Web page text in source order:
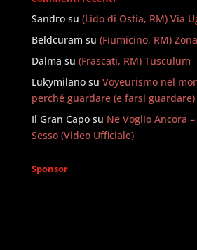
Sandrosu (Lido di Ostia, RM) Via
Beldcuram su (Fiumicino, RM)
Dalma su (Frascati, RM) Tusculum
Lukymilanosu Voyeurismo nel
perché guardare (e farsi
Il Gran Caposu Ne Voglio Ancora
Sesso (Video Ufficiale)
Sponsor